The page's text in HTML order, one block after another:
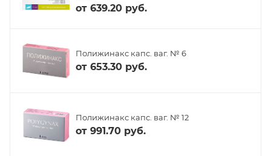
от 639.20 руб.
Полижинакс капс. ваг. № 6
от 653.30 руб.
Полижинакс капс. ваг. № 12
от 991.70 руб.